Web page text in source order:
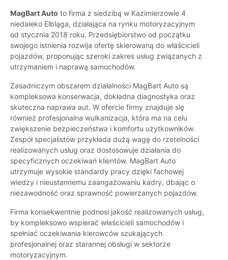
MagBart Auto to firma z siedzibą w Kazimierzowie 4
niedaleko Elbląga, działająca na rynku motoryzacyjnym
od stycznia 2018 roku. Przedsiębiorstwo od początku
swojego istnienia rozwija ofertę skierowaną do właścicieli
pojazdów, proponując szeroki zakres usług związanych z
utrzymaniem i naprawą samochodów.
Zasadniczym obszarem działalności MagBart Auto są
kompleksowa konserwacja, dokładna diagnostyka oraz
skuteczna naprawa aut. W ofercie firmy znajduje się
również profesjonalna wulkanizacja, która ma na celu
zwiększenie bezpieczeństwa i komfortu użytkowników.
Zespół specjalistów przykłada dużą wagę do rzetelności
realizowanych usług oraz dostosowuje działania do
specyficznych oczekiwań klientów. MagBart Auto
utrzymuje wysokie standardy pracy dzięki fachowej
wiedzy i nieustannemu zaangażowaniu kadry, dbając o
niezawodność oraz sprawność powierzanych pojazdów.
Firma konsekwentnie podnosi jakość realizowanych usług,
by kompleksowo wspierać właścicieli samochodów i
spełniać oczekiwania kierowców szukających
profesjonalnej oraz starannej obsługi w sektorze
motoryzacyjnym.